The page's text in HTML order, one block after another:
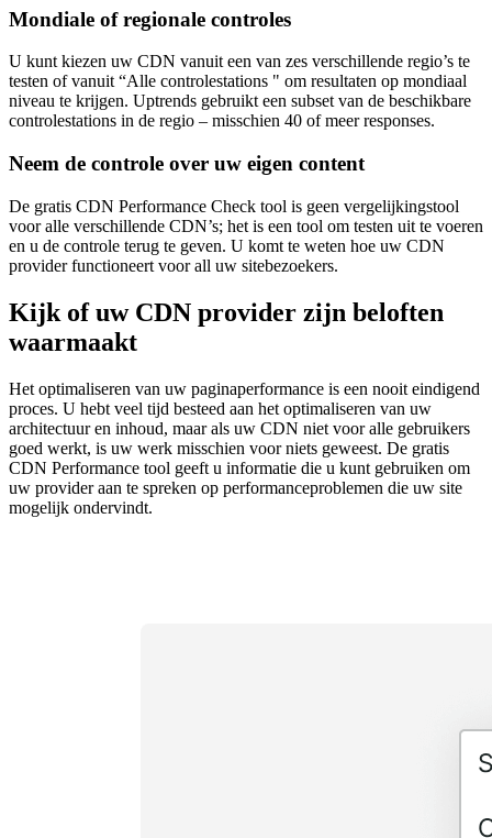
Mondiale of regionale controles
U kunt kiezen uw CDN vanuit een van zes verschillende regio’s te
testen of vanuit “Alle controlestations " om resultaten op mondiaal
niveau te krijgen. Uptrends gebruikt een subset van de beschikbare
controlestations in de regio – misschien 40 of meer responses.
Neem de controle over uw eigen content
De gratis CDN Performance Check tool is geen vergelijkingstool
voor alle verschillende CDN’s; het is een tool om testen uit te voeren
en u de controle terug te geven. U komt te weten hoe uw CDN
provider functioneert voor all uw sitebezoekers.
Kijk of uw CDN provider zijn beloften
waarmaakt
Het optimaliseren van uw paginaperformance is een nooit eindigend
proces. U hebt veel tijd besteed aan het optimaliseren van uw
architectuur en inhoud, maar als uw CDN niet voor alle gebruikers
goed werkt, is uw werk misschien voor niets geweest. De gratis
CDN Performance tool geeft u informatie die u kunt gebruiken om
uw provider aan te spreken op performanceproblemen die uw site
mogelijk ondervindt.